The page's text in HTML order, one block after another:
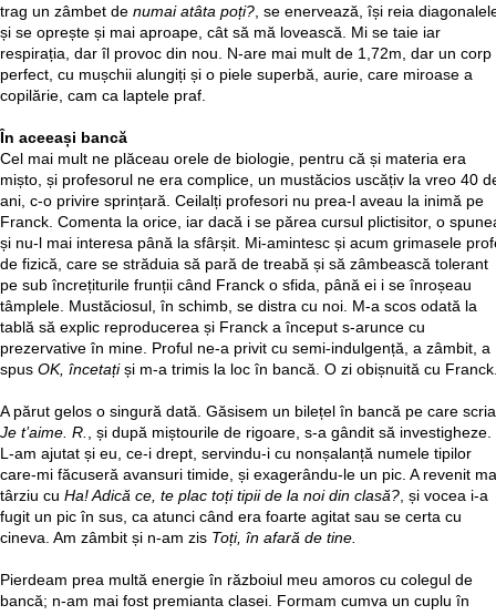
trag un zâmbet de numai atâta poți?, se enervează, își reia
și se oprește și mai aproape, cât să mă lovească. Mi se taie iar
respirația, dar îl provoc din nou. N-are mai mult de 1,72m, dar un corp
perfect, cu mușchii alungiți și o piele superbă, aurie, care miroase a
copilărie, cam ca laptele praf.
În aceeași bancă
Cel mai mult ne plăceau orele de biologie, pentru că și materia era
mișto, și profesorul ne era complice, un mustăcios uscățiv la vreo 40
ani, c-o privire sprințară. Ceilalți profesori nu prea-l aveau la inimă pe
Franck. Comenta la orice, iar dacă i se părea cursul plictisitor, o
și nu-l mai interesa până la sfârșit. Mi-amintesc și acum grimasele
de fizică, care se străduia să pară de treabă și să zâmbească tolerant
pe sub încrețiturile frunții când Franck o sfida, până ei i se înroșeau
tâmplele. Mustăciosul, în schimb, se distra cu noi. M-a scos odată la
tablă să explic reproducerea și Franck a început s-arunce cu
prezervative în mine. Proful ne-a privit cu semi-indulgență, a zâmbit, a
spus OK, încetați și m-a trimis la loc în bancă. O zi obișnuită cu
A părut gelos o singură dată. Găsisem un bilețel în bancă pe care scria
Je t’aime. R. , și după miștourile de rigoare, s-a gândit să investigheze.
L-am ajutat și eu, ce-i drept, servindu-i cu nonșalanță numele tipilor
care-mi făcuseră avansuri timide, și exagerându-le un pic. A revenit
târziu cu Ha! Adică ce, te plac toți tipii de la noi din clasă?, și vocea i-a
fugit un pic în sus, ca atunci când era foarte agitat sau se certa cu
cineva. Am zâmbit și n-am zis Toți, în afară de tine.
Pierdeam prea multă energie în războiul meu amoros cu colegul de
bancă; n-am mai fost premianta clasei. Formam cumva un cuplu în